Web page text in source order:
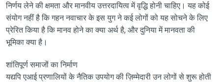
निर्णय लेने की क्षमता और मानवीय उत्तरदायित्व में वृद्धि होनी चाहिए। यह कोई
संयोग नहीं है कि गहन नवाचार के इस युग ने कई लोगों को यह सोचने के लिए
प्रेरित किया है कि मानव होने का क्या अर्थ है, और दुनिया में मानवता की
भूमिका क्या है।
शांतिपूर्ण समाजों का निर्माण
यद्यपि एआई प्रणालियों के नैतिक उपयोग की ज़िम्मेदारी उन लोगों से शुरू होती